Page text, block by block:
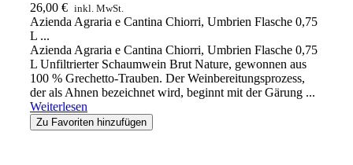
26,00 € inkl. MwSt.
Azienda Agraria e Cantina Chiorri, Umbrien Flasche 0,75
L ...
Azienda Agraria e Cantina Chiorri, Umbrien Flasche 0,75
L Unfiltrierter Schaumwein Brut Nature, gewonnen aus
100 % Grechetto-Trauben. Der Weinbereitungsprozess,
der als Ahnen bezeichnet wird, beginnt mit der Gärung ...
Weiterlesen
Zu Favoriten hinzufügen